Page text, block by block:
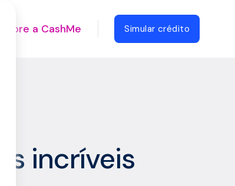
Sobre a CashMe Simular crédito
incríveis